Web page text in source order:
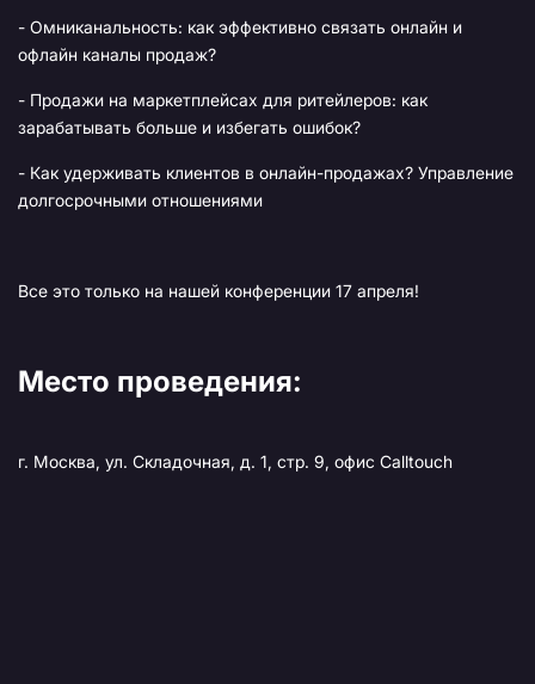
- Омниканальность: как эффективно связать онлайн и
офлайн каналы продаж?
- Продажи на маркетплейсах для ритейлеров: как
зарабатывать больше и избегать ошибок?
- Как удерживать клиентов в онлайн-продажах? Управление
долгосрочными отношениями
Все это только на нашей конференции 17 апреля!
Место проведения:
г. Москва, ул. Складочная, д. 1, стр. 9, офис Calltouch